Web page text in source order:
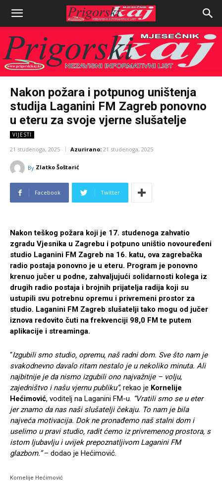
Nakon požara i potpunog uništenja
studija Laganini FM Zagreb ponovno
u eteru za svoje vjerne slušatelje
VIJESTI
21 studenoga, 2025 Azurirano: 21 studenoga, 2025
By Zlatko Šoštarić
Facebook Twitter
Nakon teškog požara koji je 17. studenoga zahvatio
zgradu Vjesnika u Zagrebu i potpuno uništio novouređeni
studio Laganini FM Zagreb na 16. katu, ova zagrebačka
radio postaja ponovno je u eteru. Program je ponovno
krenuo jučer u podne, zahvaljujući solidarnosti kolega iz
drugih radio postaja i brojnih prijatelja radija koji su
ustupili svu potrebnu opremu i privremeni prostor za
studio. Laganini FM Zagreb slušatelji tako mogu od jučer
iznova redovito čuti na frekvenciji 98,0 FM te putem
aplikacije i streaminga.
“Izgubili smo studio, opremu, naš radni dom. Sve što nam je
svakodnevno davalo ritam nestalo je u nekoliko minuta. Ali
najbitnije je da nismo izgubili ono najvažnije – volju,
zajedništvo i našu vjernu publiku”, rekao je Kornelije
Hećimović, voditelj na Laganini FM-u. “Vratili smo se u eter
jer znamo da nas naši slušatelji čekaju. To nam je bila
najveća motivacija. Dok ne pronađemo naš stalni dom i
uselimo u pravi studio, radit ćemo iz privremenog prostora, s
istom ljubavlju i uvijek prepoznatljivom Laganini FM
glazbom.”– dodao je Hećimović.
Kornelije Hećimović